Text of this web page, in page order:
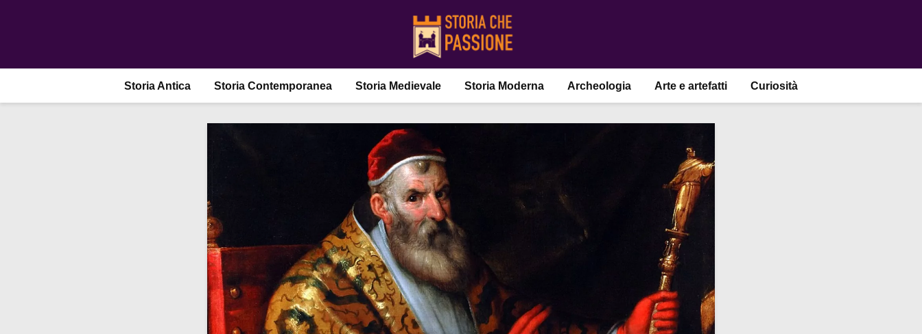
Storia Antica Storia Contemporanea Storia Medievale Storia Moderna Archeologia Arte e artefatti Curiosità